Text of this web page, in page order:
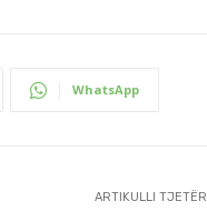
WhatsApp
ARTIKULLI TJETËR